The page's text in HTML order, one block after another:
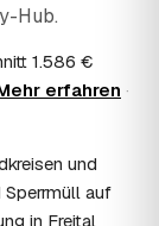
oder
Den Antrag
Amt
AWL
Hub.
1.586 €
erfahren ·
und
auf
in Freital